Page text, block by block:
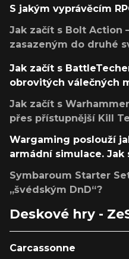
S jakým vyprávěcím
Jak začít s Bolt Action
zasazeným do druhé
Jak začít s
obrovitých válečných
Jak začít s
přes přístupnější Kill
Wargaming poslouží
armádní simulace. Jak
Symbaroum Starter
„švédským DnD“?
Deskové hry -
Carcassonne